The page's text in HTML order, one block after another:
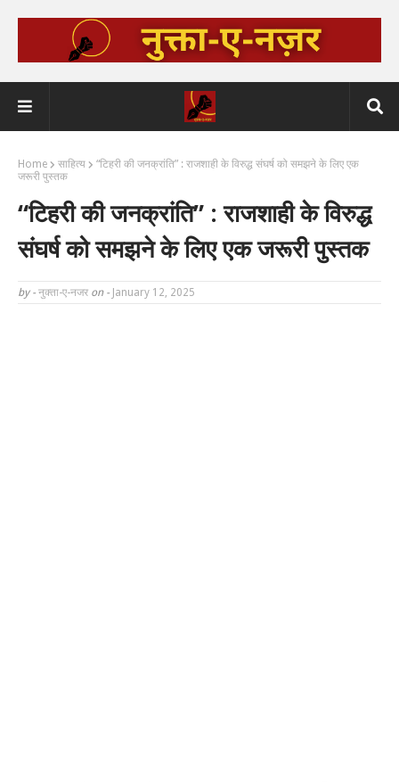
Home साहित्य
“टिहरी की जनक्रांति” : राजशाही के विरुद्ध संघर्ष को समझने के लिए एक
जरूरी पुस्तक
“टिहरी की जनक्रांति” : राजशाही के विरुद्ध
संघर्ष को समझने के लिए एक जरूरी पुस्तक
by - नुक्ता-ए-नजर on - January 12, 2025